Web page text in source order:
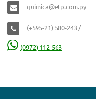
quimica@etp.com.py
(+595-21) 580-243 /
(0972) 112-563